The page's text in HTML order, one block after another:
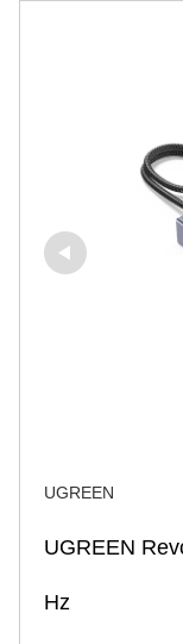
UGREEN
UGREEN
Hz